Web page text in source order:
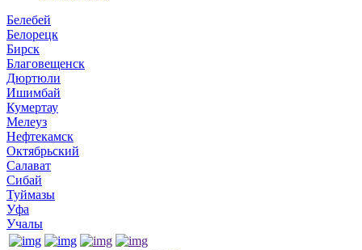
Белебей
Белорецк
Бирск
Благовещенск
Дюртюли
Ишимбай
Кумертау
Мелеуз
Нефтекамск
Октябрьский
Салават
Сибай
Туймазы
Уфа
Учалы